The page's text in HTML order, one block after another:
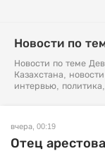
Новости по
Новости по теме
Казахстана,
интервью,
вчера, 00:19
Отец